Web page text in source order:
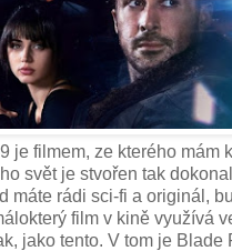
je filmem, ze kterého mám
svět je stvořen tak
máte rádi sci-fi a originál,
film v kině využívá
jako tento. V tom je Blade